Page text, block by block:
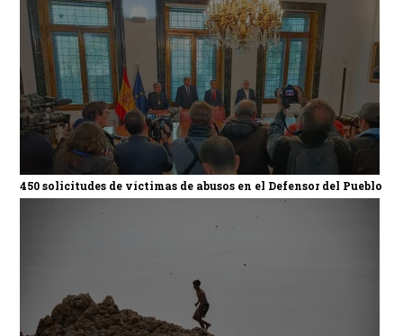
450 solicitudes de víctimas de abusos en el Defensor del Pueblo